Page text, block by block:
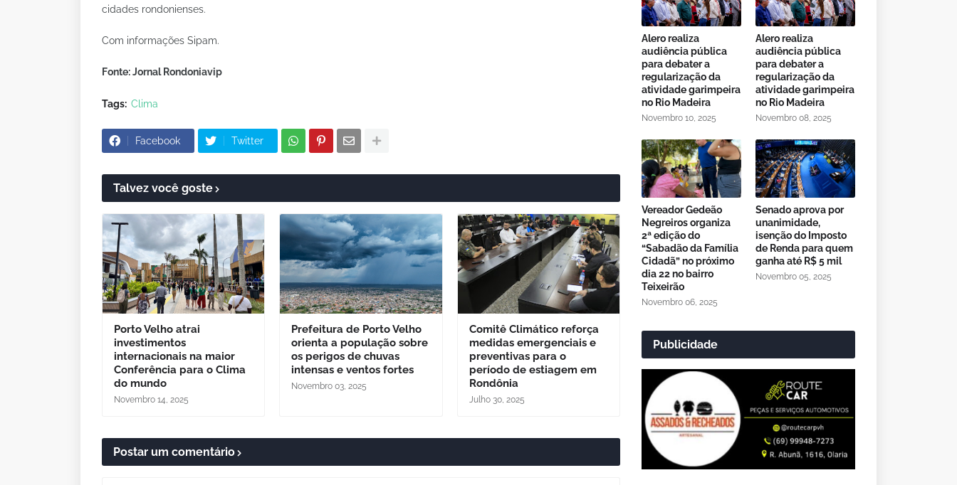
cidades rondonienses.
Com informações Sipam.
Fonte: Jornal Rondoniavip
Tags: Clima
Facebook Twitter
Talvez você goste
Porto Velho atrai
investimentos
internacionais na maior
Conferência para o Clima
do mundo
Novembro 14, 2025
Prefeitura de Porto Velho
orienta a população sobre
os perigos de chuvas
intensas e ventos fortes
Novembro 03, 2025
Comitê Climático reforça
medidas emergenciais e
preventivas para o
período de estiagem em
Rondônia
Julho 30, 2025
Postar um comentário
Alero realiza
audiência pública
para debater a
regularização da
atividade garimpeira
no Rio Madeira
Novembro 10, 2025
Alero realiza
audiência pública
para debater a
regularização da
atividade garimpeira
no Rio Madeira
Novembro 08, 2025
Vereador Gedeão
Negreiros organiza
2ª edição do
“Sabadão da Família
Cidadã” no próximo
dia 22 no bairro
Teixeirão
Novembro 06, 2025
Senado aprova por
unanimidade,
isenção do Imposto
de Renda para quem
ganha até R$ 5 mil
Novembro 05, 2025
Publicidade